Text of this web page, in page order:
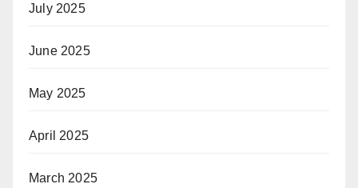
July 2025
June 2025
May 2025
April 2025
March 2025